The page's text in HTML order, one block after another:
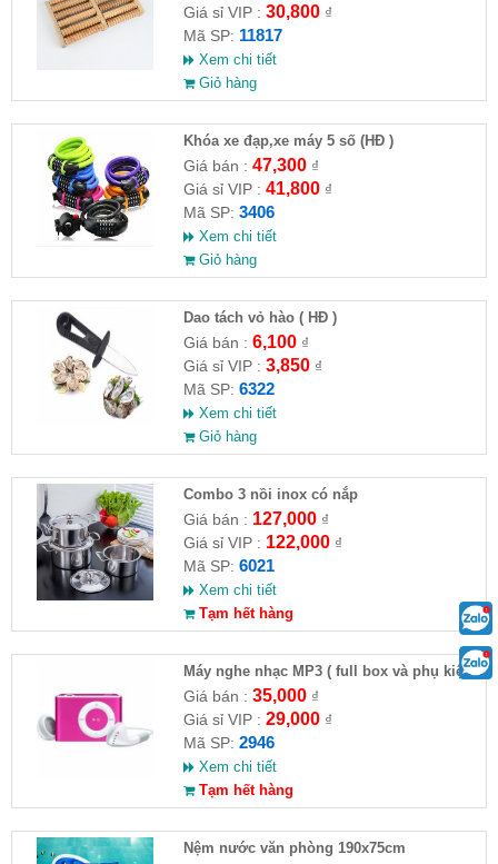
Giá sỉ VIP : 30,800₫
Mã SP: 11817
Xem chi tiết
Giỏ hàng
Khóa xe đạp,xe máy 5 số (HĐ )
Giá bán : 47,300₫
Giá sỉ VIP : 41,800₫
Mã SP: 3406
Xem chi tiết
Giỏ hàng
Dao tách vỏ hào ( HĐ )
Giá bán : 6,100₫
Giá sỉ VIP : 3,850₫
Mã SP: 6322
Xem chi tiết
Giỏ hàng
Combo 3 nồi inox có nắp
Giá bán : 127,000₫
Giá sỉ VIP : 122,000₫
Mã SP: 6021
Xem chi tiết
Tạm hết hàng
Máy nghe nhạc MP3 ( full box và phụ kiện)
Giá bán : 35,000₫
Giá sỉ VIP : 29,000₫
Mã SP: 2946
Xem chi tiết
Tạm hết hàng
Nệm nước văn phòng 190x75cm